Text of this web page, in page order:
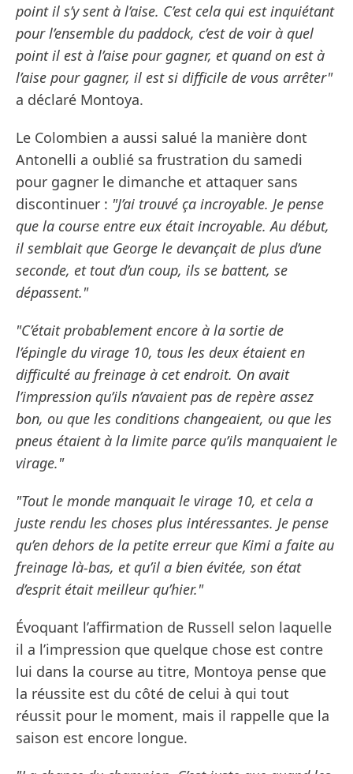
point il s’y sent à l’aise. C’est cela qui est inquiétant
pour l’ensemble du paddock, c’est de voir à quel
point il est à l’aise pour gagner, et quand on est à
l’aise pour gagner, il est si difficile de vous arrêter"
a déclaré Montoya.
Le Colombien a aussi salué la manière dont
Antonelli a oublié sa frustration du samedi
pour gagner le dimanche et attaquer sans
discontinuer : "J’ai trouvé ça incroyable. Je pense
que la course entre eux était incroyable. Au début,
il semblait que George le devançait de plus d’une
seconde, et tout d’un coup, ils se battent, se
dépassent."
"C’était probablement encore à la sortie de
l’épingle du virage 10, tous les deux étaient en
difficulté au freinage à cet endroit. On avait
l’impression qu’ils n’avaient pas de repère assez
bon, ou que les conditions changeaient, ou que les
pneus étaient à la limite parce qu’ils manquaient le
virage."
"Tout le monde manquait le virage 10, et cela a
juste rendu les choses plus intéressantes. Je pense
qu’en dehors de la petite erreur que Kimi a faite au
freinage là-bas, et qu’il a bien évitée, son état
d’esprit était meilleur qu’hier."
Évoquant l’affirmation de Russell selon laquelle
il a l’impression que quelque chose est contre
lui dans la course au titre, Montoya pense que
la réussite est du côté de celui à qui tout
réussit pour le moment, mais il rappelle que la
saison est encore longue.